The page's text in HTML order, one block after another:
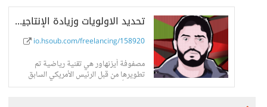
تحديد الاولويات وزيادة الإنتاجية - حسوب I/O
io.hsoub.com/freelancing/158920
مصفوفة أيزنهاور هي تقنية رياضية تم
تطويرها من قبل الرئيس الأمريكي السابق
دوايت أيزنهاور [] تستخدم